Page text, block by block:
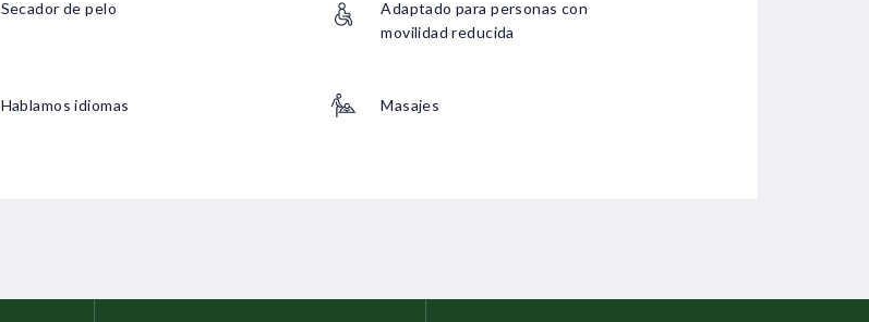
Secador de pelo
Adaptado para personas con
movilidad reducida
Hablamos idiomas Masajes